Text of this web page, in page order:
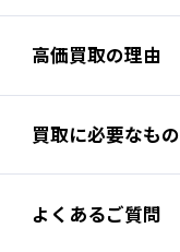
高価買取の理由
買取に必要なもの
よくあるご質問